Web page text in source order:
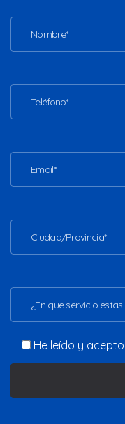
¿En que servicio
He leído y